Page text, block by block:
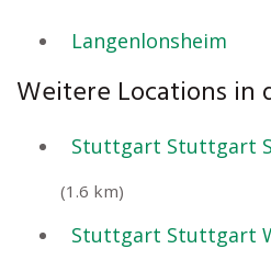
Langenlonsheim
Weitere Locations in
Stuttgart Stuttgart
(1.6 km)
Stuttgart Stuttgart